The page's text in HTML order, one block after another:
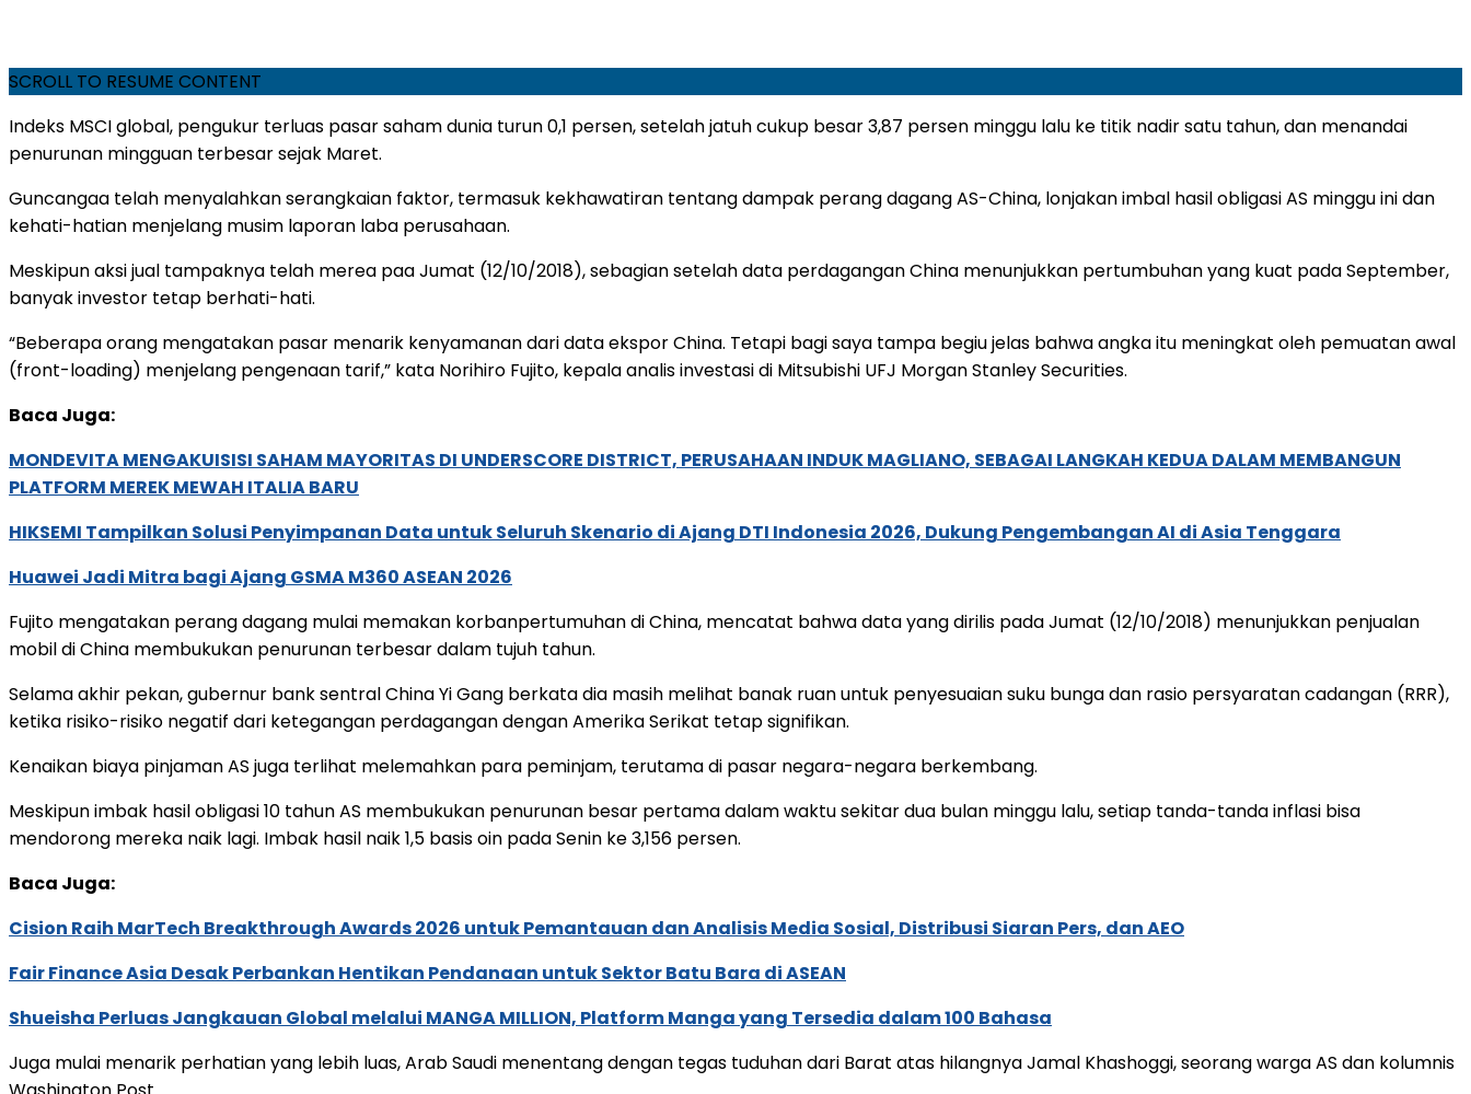
SCROLL TO RESUME CONTENT
Indeks MSCI global, pengukur terluas pasar saham dunia turun 0,1 persen, setelah jatuh cukup besar 3,87 persen minggu lalu ke titik nadir satu tahun, dan menandai
penurunan mingguan terbesar sejak Maret.
Guncangaa telah menyalahkan serangkaian faktor, termasuk kekhawatiran tentang dampak perang dagang AS-China, lonjakan imbal hasil obligasi AS minggu ini dan
kehati-hatian menjelang musim laporan laba perusahaan.
Meskipun aksi jual tampaknya telah merea paa Jumat (12/10/2018), sebagian setelah data perdagangan China menunjukkan pertumbuhan yang kuat pada September,
banyak investor tetap berhati-hati.
“Beberapa orang mengatakan pasar menarik kenyamanan dari data ekspor China. Tetapi bagi saya tampa begiu jelas bahwa angka itu meningkat oleh pemuatan awal
(front-loading) menjelang pengenaan tarif,” kata Norihiro Fujito, kepala analis investasi di Mitsubishi UFJ Morgan Stanley Securities.
Baca Juga:
MONDEVITA MENGAKUISISI SAHAM MAYORITAS DI UNDERSCORE DISTRICT, PERUSAHAAN INDUK MAGLIANO, SEBAGAI LANGKAH KEDUA DALAM MEMBANGUN
PLATFORM MEREK MEWAH ITALIA BARU
HIKSEMI Tampilkan Solusi Penyimpanan Data untuk Seluruh Skenario di Ajang DTI Indonesia 2026, Dukung Pengembangan AI di Asia Tenggara
Huawei Jadi Mitra bagi Ajang GSMA M360 ASEAN 2026
Fujito mengatakan perang dagang mulai memakan korbanpertumuhan di China, mencatat bahwa data yang dirilis pada Jumat (12/10/2018) menunjukkan penjualan
mobil di China membukukan penurunan terbesar dalam tujuh tahun.
Selama akhir pekan, gubernur bank sentral China Yi Gang berkata dia masih melihat banak ruan untuk penyesuaian suku bunga dan rasio persyaratan cadangan (RRR),
ketika risiko-risiko negatif dari ketegangan perdagangan dengan Amerika Serikat tetap signifikan.
Kenaikan biaya pinjaman AS juga terlihat melemahkan para peminjam, terutama di pasar negara-negara berkembang.
Meskipun imbak hasil obligasi 10 tahun AS membukukan penurunan besar pertama dalam waktu sekitar dua bulan minggu lalu, setiap tanda-tanda inflasi bisa
mendorong mereka naik lagi. Imbak hasil naik 1,5 basis oin pada Senin ke 3,156 persen.
Baca Juga:
Cision Raih MarTech Breakthrough Awards 2026 untuk Pemantauan dan Analisis Media Sosial, Distribusi Siaran Pers, dan AEO
Fair Finance Asia Desak Perbankan Hentikan Pendanaan untuk Sektor Batu Bara di ASEAN
Shueisha Perluas Jangkauan Global melalui MANGA MILLION, Platform Manga yang Tersedia dalam 100 Bahasa
Juga mulai menarik perhatian yang lebih luas, Arab Saudi menentang dengan tegas tuduhan dari Barat atas hilangnya Jamal Khashoggi, seorang warga AS dan kolumnis